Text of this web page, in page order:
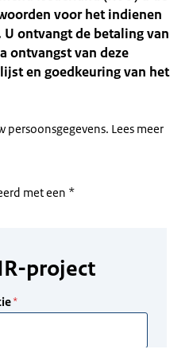
voor het indienen
ontvangt de betaling van
ontvangst van deze
en goedkeuring van het
Lees meer
met een *